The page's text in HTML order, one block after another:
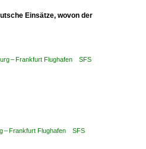
Einsätze, wovon der
– Frankfurt Flughafen SFS
– Frankfurt Flughafen SFS